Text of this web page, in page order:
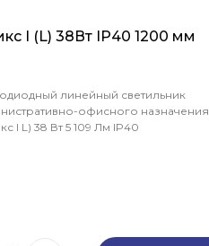
I (L) 38Вт IP40 1200 мм
линейный светильник
офисного назначения
I L) 38 Вт 5 109 Лм IP40